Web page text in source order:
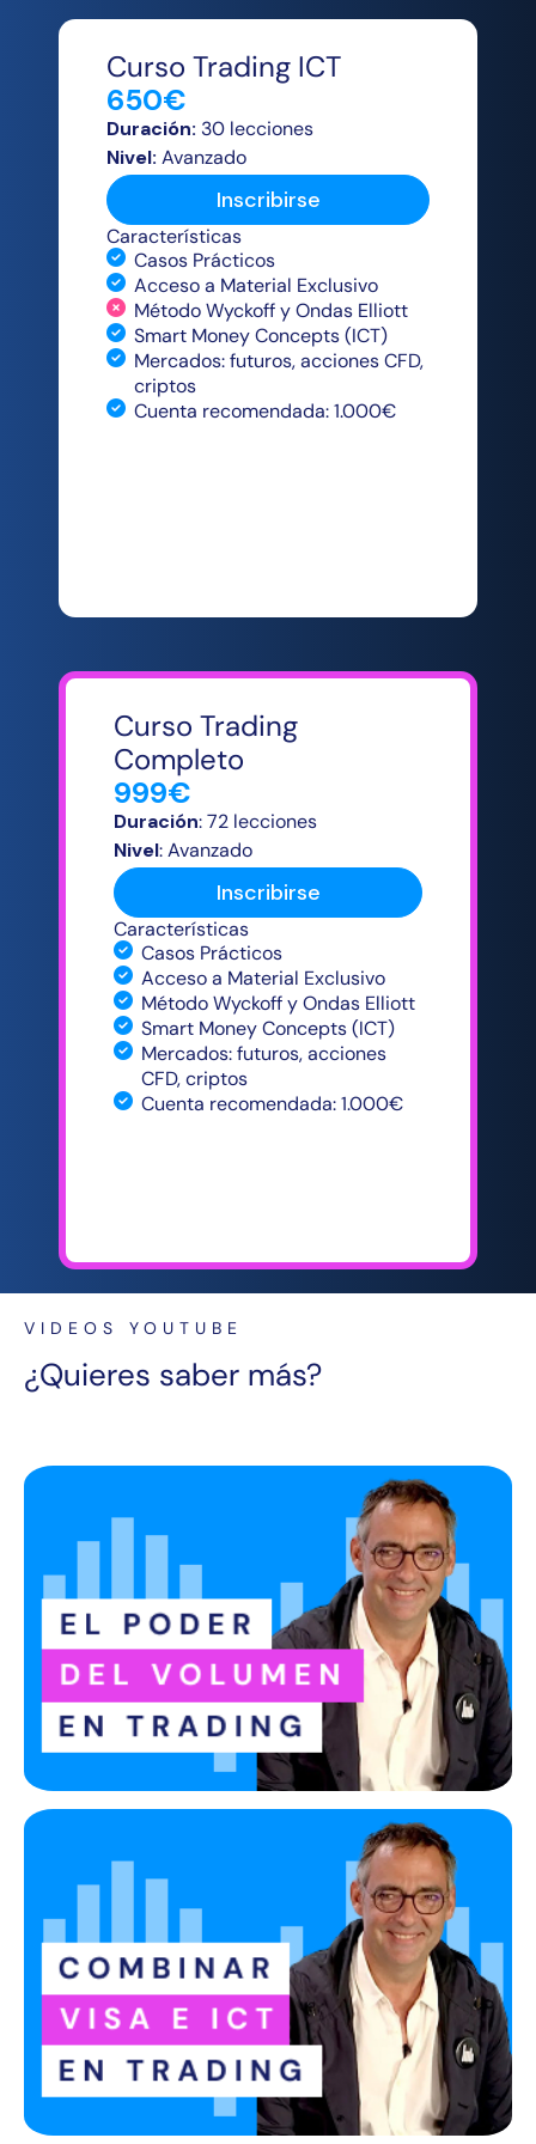
Curso Trading ICT
650€
Duración: 30 lecciones
Nivel: Avanzado
Inscribirse
Características
Casos Prácticos
Acceso a Material Exclusivo
Método Wyckoff y Ondas Elliott
Smart Money Concepts (ICT)
Mercados: futuros, acciones CFD,
criptos
Cuenta recomendada: 1.000€
Curso Trading
Completo
999€
Duración: 72 lecciones
Nivel: Avanzado
Inscribirse
Características
Casos Prácticos
Acceso a Material Exclusivo
Método Wyckoff y Ondas Elliott
Smart Money Concepts (ICT)
Mercados: futuros, acciones
CFD, criptos
Cuenta recomendada: 1.000€
VIDEOS YOUTUBE
¿Quieres saber más?